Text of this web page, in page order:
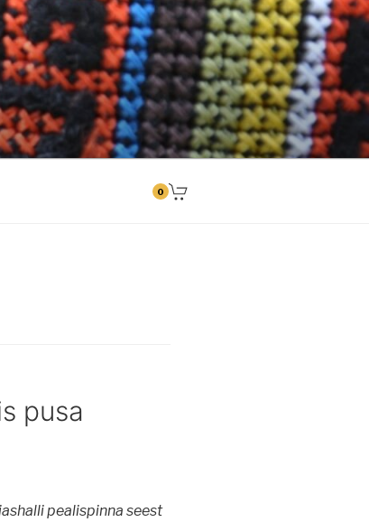
0
pusa
pealispinna seest